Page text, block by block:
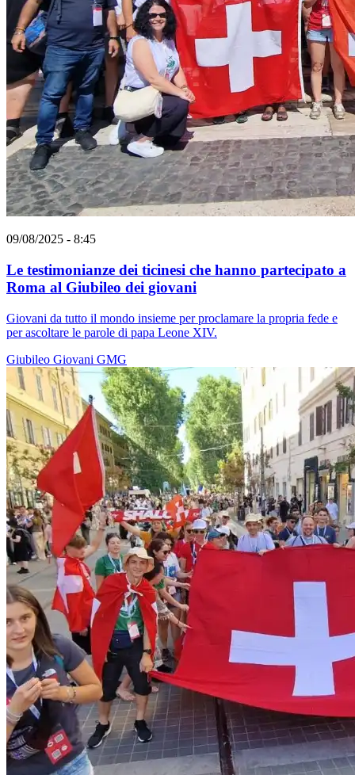
09/08/2025 - 8:45
Le testimonianze dei ticinesi che hanno partecipato a
Roma al Giubileo dei giovani
Giovani da tutto il mondo insieme per proclamare la propria fede e
per ascoltare le parole di papa Leone XIV.
Giubileo Giovani GMG